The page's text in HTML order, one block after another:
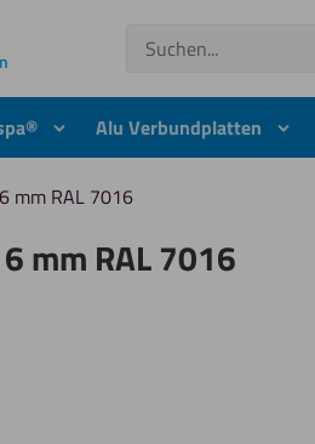
Suchen
Alu Verbundplatten
mm RAL 7016
mm RAL 7016